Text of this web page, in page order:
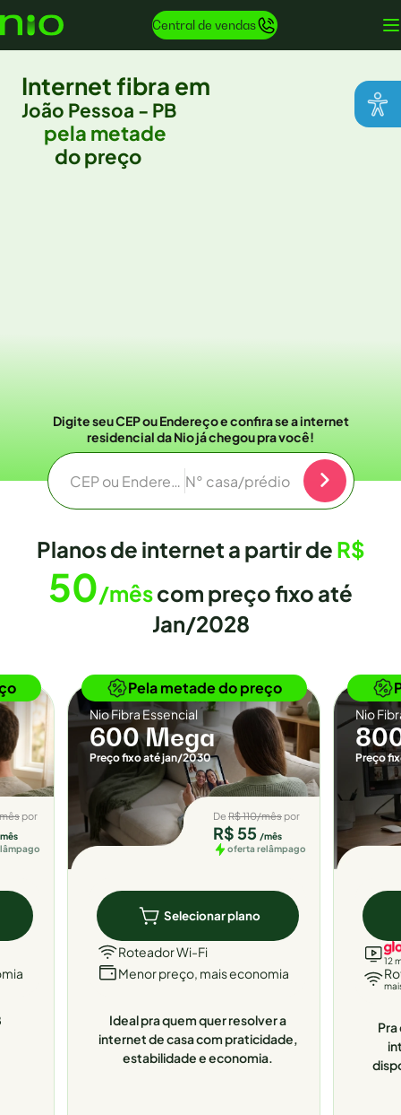
Central de vendas
Internet fibra em
João Pessoa - PB
pela metade
do preço
Digite seu CEP ou Endereço e confira se a internet
residencial da Nio já chegou pra você!
CEP ou EndereçoN° casa/prédio
Planos de internet a partir de R$
50/mêscom preço fixo até
Jan/2028
por
Novidade
Nio Fibra Essencial
600 Mega
Preço fixo até jan/2030
De R$ 110/mês por
R$ 55 /mês
oferta relâmpago
Selecionar plano
Roteador Wi-Fi
Menor preço, mais economia
Ideal pra quem quer resolver a
internet de casa com praticidade,
estabilidade e economia.
Pela metade do preço
Nio
Preço
12